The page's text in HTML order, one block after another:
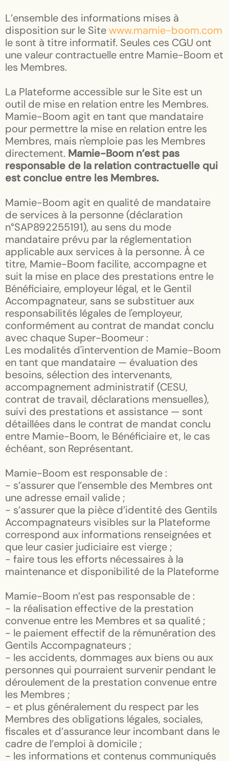
L’ensemble des informations mises à
disposition sur le Sitewww.mamie-boom.com
le sont à titre informatif. Seules ces CGU ont
une valeur contractuelle entre Mamie-Boom et
les Membres.
La Plateforme accessible sur le Site est un
outil de mise en relation entre les Membres.
Mamie-Boom agit en tant que mandataire
pour permettre la mise en relation entre les
Membres, mais n'emploie pas les Membres
directement. Mamie-Boom n’est pas
responsable de la relation contractuelle qui
est conclue entre les Membres.
Mamie-Boom agit en qualité de mandataire
de services à la personne (déclaration
n°SAP892255191), au sens du mode
mandataire prévu par la réglementation
applicable aux services à la personne. À ce
titre, Mamie-Boom facilite, accompagne et
suit la mise en place des prestations entre le
Bénéficiaire, employeur légal, et le Gentil
Accompagnateur, sans se substituer aux
responsabilités légales de l'employeur,
conformément au contrat de mandat conclu
avec chaque Super-Boomeur :
Les modalités d'intervention de Mamie-Boom
en tant que mandataire — évaluation des
besoins, sélection des intervenants,
accompagnement administratif (CESU,
contrat de travail, déclarations mensuelles),
suivi des prestations et assistance — sont
détaillées dans le contrat de mandat conclu
entre Mamie-Boom, le Bénéficiaire et, le cas
échéant, son Représentant.
Mamie-Boom est responsable de :
- s’assurer que l’ensemble des Membres ont
une adresse email valide ;
- s’assurer que la pièce d’identité des Gentils
Accompagnateurs visibles sur la Plateforme
correspond aux informations renseignées et
que leur casier judiciaire est vierge ;
- faire tous les efforts nécessaires à la
maintenance et disponibilité de la Plateforme
Mamie-Boom n’est pas responsable de :
- la réalisation effective de la prestation
convenue entre les Membres et sa qualité ;
- le paiement effectif de la rémunération des
Gentils Accompagnateurs ;
- les accidents, dommages aux biens ou aux
personnes qui pourraient survenir pendant le
déroulement de la prestation convenue entre
les Membres ;
- et plus généralement du respect par les
Membres des obligations légales, sociales,
fiscales et d’assurance leur incombant dans le
cadre de l’emploi à domicile ;
- les informations et contenus communiqués